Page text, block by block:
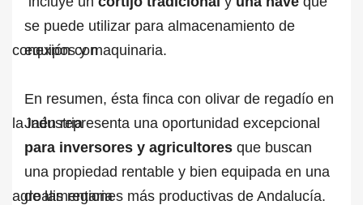
se puede utilizar para almacenamiento de
equipos y maquinaria.
En resumen, ésta finca con olivar de regadío en
Jaén representa una oportunidad excepcional
para inversores y agricultores que buscan
una propiedad rentable y bien equipada en una
de las regiones más productivas de Andalucía.